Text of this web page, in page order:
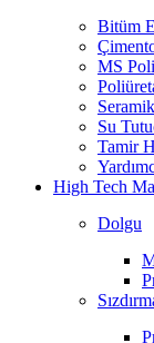
Bitüm
MS
Seramik
Su
Tamir
High Tech
Dolgu